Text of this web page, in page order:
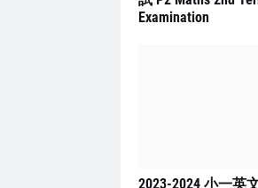
Examination
2023-2024 小一英